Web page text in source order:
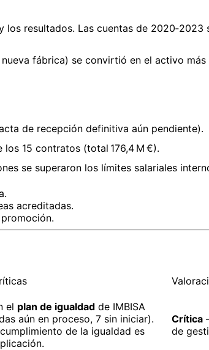
resultados. Las cuentas de 2020‑2023
fábrica) se convirtió en el activo
de recepción definitiva aún pendiente).
15 contratos (total 176,4 M €).
se superaron los límites salariales
acreditadas.
el plan de igualdad de IMBISA
aún en proceso, 7 sin iniciar).
de la igualdad es
Crítica
de